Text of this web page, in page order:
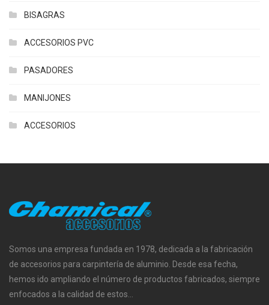
BISAGRAS
ACCESORIOS PVC
PASADORES
MANIJONES
ACCESORIOS
Somos una empresa fundada en 1978, dedicada a la fabricación
de accesorios para carpintería de aluminio. Desde esa fecha,
hemos ido ampliando el número de productos fabricados, siempre
enfocados a la calidad de estos...